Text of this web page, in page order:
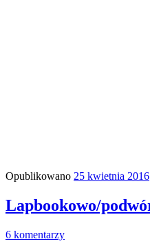
Opublikowano 25 kwietnia 2016
Lapbookowo/
6 komentarzy